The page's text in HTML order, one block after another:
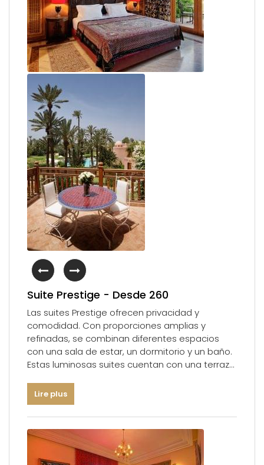
Suite Prestige - Desde 260
Las suites Prestige ofrecen privacidad y
comodidad. Con proporciones amplias y
refinadas, se combinan diferentes espacios
con una sala de estar, un dormitorio y un baño.
Estas luminosas suites cuentan con una terraza
parque, la piscina y la Palmeraie.
Tamaño: 75 m² (75 pies cuadrados)
Habitaciones: Un dormitorio, salón con alcoba y
terraza privada.
Lire plus